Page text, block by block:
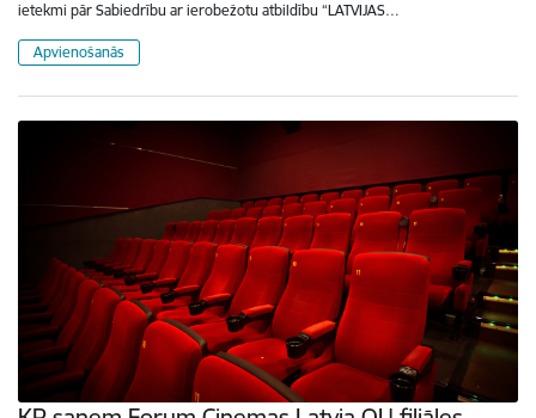
ietekmi pār Sabiedrību ar ierobežotu atbildību “LATVIJAS…
Apvienošanās